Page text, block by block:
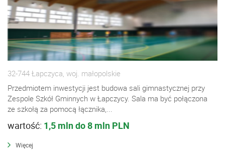
32-744 Łapczyca, woj. małopolskie
Przedmiotem inwestycji jest budowa sali gimnastycznej przy
Zespole Szkół Gminnych w Łapczycy. Sala ma być połączona
ze szkołą za pomocą łącznika,...
wartość: 1,5 mln do 8 mln PLN
Więcej